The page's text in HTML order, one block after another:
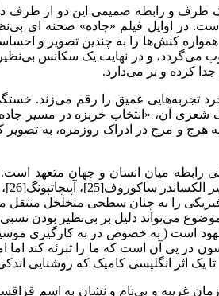
طرف و رابطه صمیمی این دو از طرف
در اوایل فیلم «جاده» صحنه ای
کنش‌ها را به چندین تصویر و
می‌گردد، و در نهایت یک سکانس
کرده و بر می‌دارد.
عمیق را رقم می‌زند. خستگی
شعری آن، «انتخاب خربزه در مسیر
هرج و مرج در ادراک روزمره، به
رابطه میان انسان و جهان
را به چنان سطحی متخلخل منتقل
است ( به خصوص در به کارگیری
در پی آن است که ما را تبرئه کند
یک اثر انگلیسی کامیک که روشنایی